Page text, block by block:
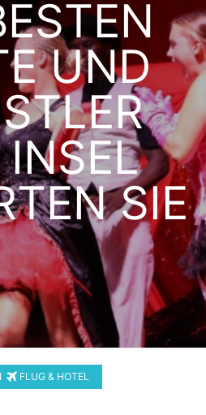
UND
INSEL
SIE
FLUG & HOTEL